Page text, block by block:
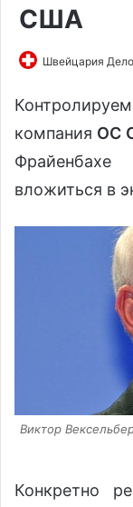
США
Швейцария
компания OC
вложиться в
Виктор
Конкретно